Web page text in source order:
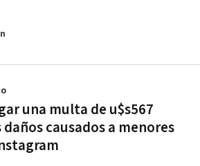
una multa de u$s567
causados a menores